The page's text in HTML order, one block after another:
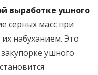
выработке ушного
серных масс при
набуханием. Это
ушного